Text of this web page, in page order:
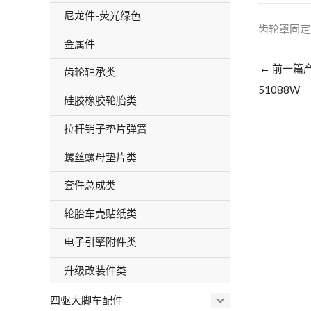
尼龙件-荧光绿色
金属件
齿轮轴承类
硅胶橡胶轮胎类
拉杆销子垫片弹簧
螺丝螺母垫片类
套件总成类
轮胎车壳贴纸类
电子引擎附件类
升级改装件类
四驱大脚车配件
齿轮罩固
← 前一篇
51088W